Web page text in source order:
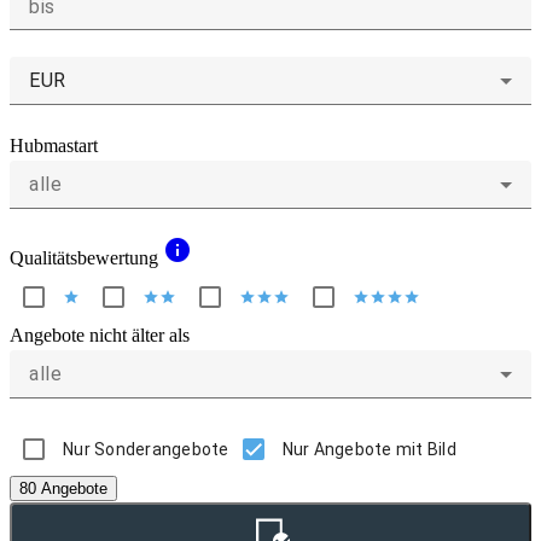
bis
EUR
Hubmastart
alle
Qualitätsbewertung info
star starstar starstarstar starstarstarstar
Angebote nicht älter als
alle
Nur Sonderangebote Nur Angebote mit Bild
80 Angebote